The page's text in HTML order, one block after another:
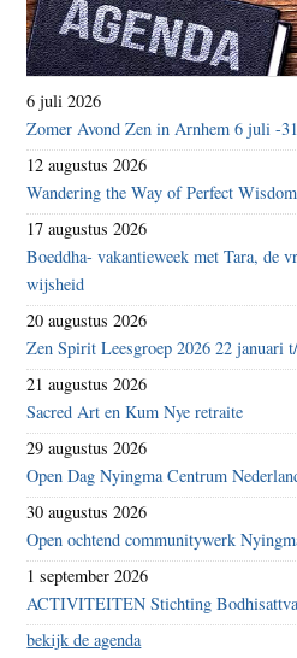
6 juli 2026
Zomer Avond Zen in Arnhem 6 juli -
12 augustus 2026
Wandering the Way of Perfect Wisdom
17 augustus 2026
Boeddha- vakantieweek met Tara, de
wijsheid
20 augustus 2026
Zen Spirit Leesgroep 2026 22 januari
21 augustus 2026
Sacred Art en Kum Nye retraite
29 augustus 2026
Open Dag Nyingma Centrum
30 augustus 2026
Open ochtend communitywerk
1 september 2026
ACTIVITEITEN Stichting Bodhisattva
bekijk de agenda